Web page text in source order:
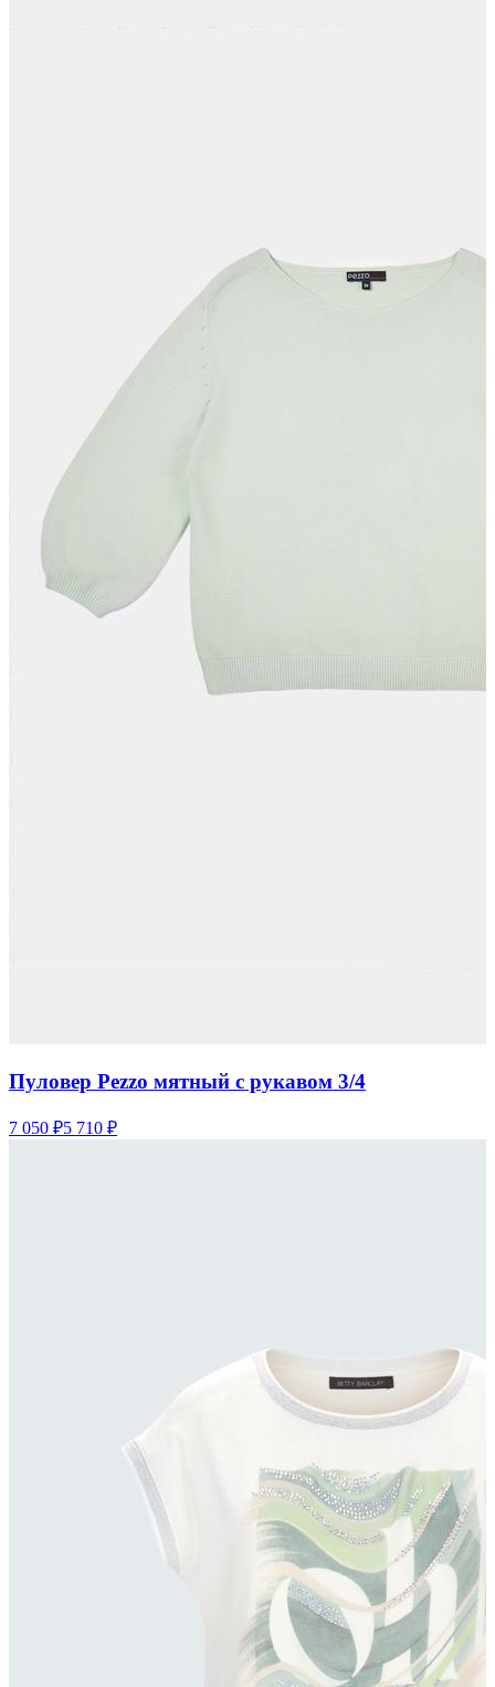
Пуловер Pezzo мятный с рукавом 3/4
7 050 ₽5 710 ₽